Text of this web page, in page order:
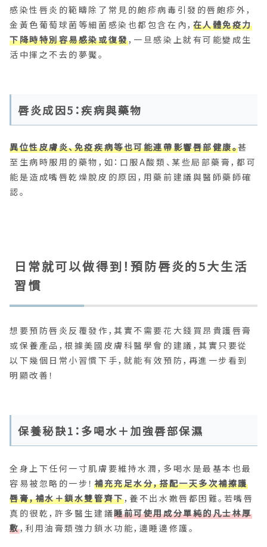
感染性唇炎的範疇除了常見的皰疹病毒引發的唇皰疹外，
金黃色葡萄球菌等細菌感染也都包含在內， 在人體免疫力
下降時特別容易感染或復發，一旦感染上就有可能變成生
活中揮之不去的夢魘。
唇炎成因5：疾病與藥物
異位性皮膚炎、免疫疾病等也可能連帶影響唇部健康。甚
至生病時服用的藥物，如：口服A酸類、某些局部藥膏，都可
能是造成嘴唇乾燥脫皮的原因，用藥前建議與醫師藥師確
認。
日常就可以做得到！預防唇炎的5大生活
習慣
想要預防唇炎反覆發作，其實不需要花大錢買昂貴護唇膏
或保養產品，根據美國皮膚科醫學會的建議，其實只要從
以下幾個日常小習慣下手，就能有效預防，再進一步看到
明顯改善！
保養秘訣1：多喝水＋加強唇部保濕
全身上下任何一寸肌膚要維持水潤，多喝水是最基本也最
容易被忽略的一步！補充充足水分，搭配一天多次補擦護
唇膏，補水＋鎖水雙管齊下，養不出水嫩唇都困難。若嘴唇
真的很乾，許多醫生建議睡前可使用成分單純的凡士林厚
敷，利用油膏類強力鎖水功能，邊睡邊修護。